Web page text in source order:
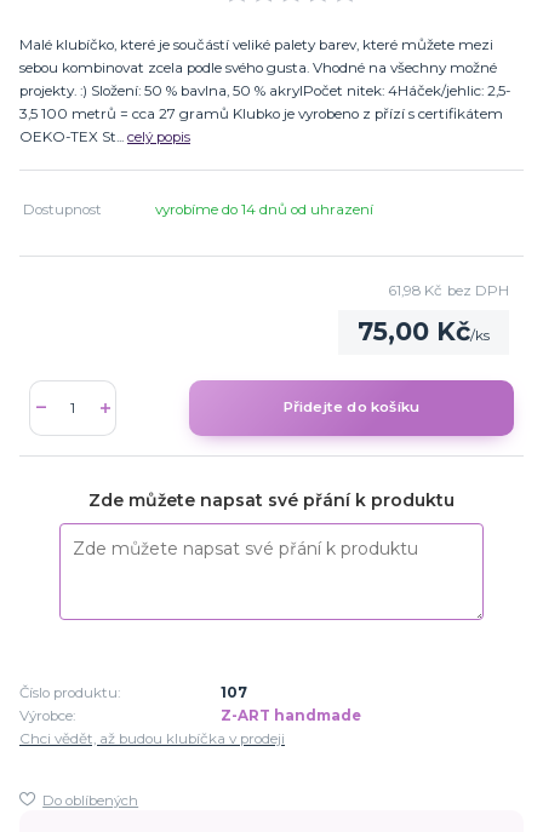
Malé klubíčko, které je součástí veliké palety barev, které můžete mezi
sebou kombinovat zcela podle svého gusta. Vhodné na všechny možné
projekty. :) Složení: 50 % bavlna, 50 % akrylPočet nitek: 4Háček/jehlic: 2,5-
3,5 100 metrů = cca 27 gramů Klubko je vyrobeno z přízí s certifikátem
OEKO-TEX St... celý popis
Dostupnost vyrobíme do 14 dnů od uhrazení
75,00 Kč/ks
61,98 Kč bez DPH
Přidejte do košíku
Zde můžete napsat své přání k produktu
Číslo produktu:
107
Výrobce:
Z-ART handmade
Chci vědět, až budou klubíčka v prodeji
Do oblíbených